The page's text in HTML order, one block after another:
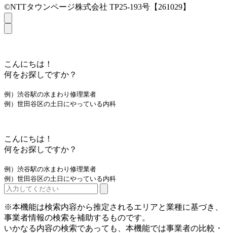
©NTTタウンページ株式会社 TP25-193号【261029】
こんにちは！
何をお探しですか？
例）渋谷駅の水まわり修理業者
例）世田谷区の土日にやっている内科
こんにちは！
何をお探しですか？
例）渋谷駅の水まわり修理業者
例）世田谷区の土日にやっている内科
※本機能は検索内容から推定されるエリアと業種に基づき、
事業者情報の検索を補助するものです。
いかなる内容の検索であっても、本機能では事業者の比較・